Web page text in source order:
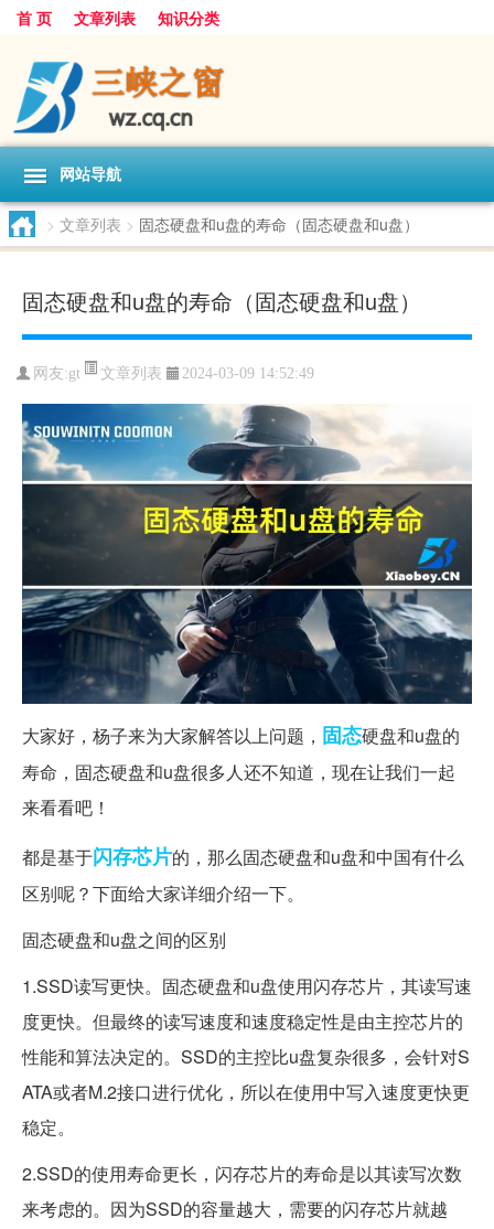
首 页 文章列表 知识分类
网站导航
> 文章列表 > 固态硬盘和u盘的寿命（固态硬盘和u盘）
固态硬盘和u盘的寿命（固态硬盘和u盘）
网友:gt 文章列表 2024-03-09 14:52:49
大家好，杨子来为大家解答以上问题， 固态硬盘和u盘的
寿命，固态硬盘和u盘很多人还不知道，现在让我们一起
来看看吧！
都是基于闪存芯片的，那么固态硬盘和u盘和中国有什么
区别呢？下面给大家详细介绍一下。
固态硬盘和u盘之间的区别
1.SSD读写更快。固态硬盘和u盘使用闪存芯片，其读写速
度更快。但最终的读写速度和速度稳定性是由主控芯片的
性能和算法决定的。SSD的主控比u盘复杂很多，会针对S
ATA或者M.2接口进行优化，所以在使用中写入速度更快更
稳定。
2.SSD的使用寿命更长，闪存芯片的寿命是以其读写次数
来考虑的。因为SSD的容量越大，需要的闪存芯片就越